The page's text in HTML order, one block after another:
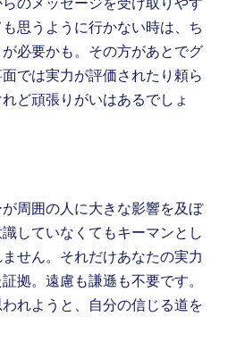
思うように行かない時は、ち
必要かも。その方があとでグ
では実力が評価されたり頼ら
ど頑張りがいはあるでしょ
周囲の人に大きな影響を及ぼ
していなくてもキーマンとし
せん。それだけあなたの実力
拠。遠慮も謙遜も不要です。
れようと、自分の信じる道を